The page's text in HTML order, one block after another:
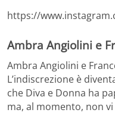
https://
Ambra Angiolini e
Ambra Angiolini e
L’indiscrezione è
che Diva e Donna ha
ma, al momento, non